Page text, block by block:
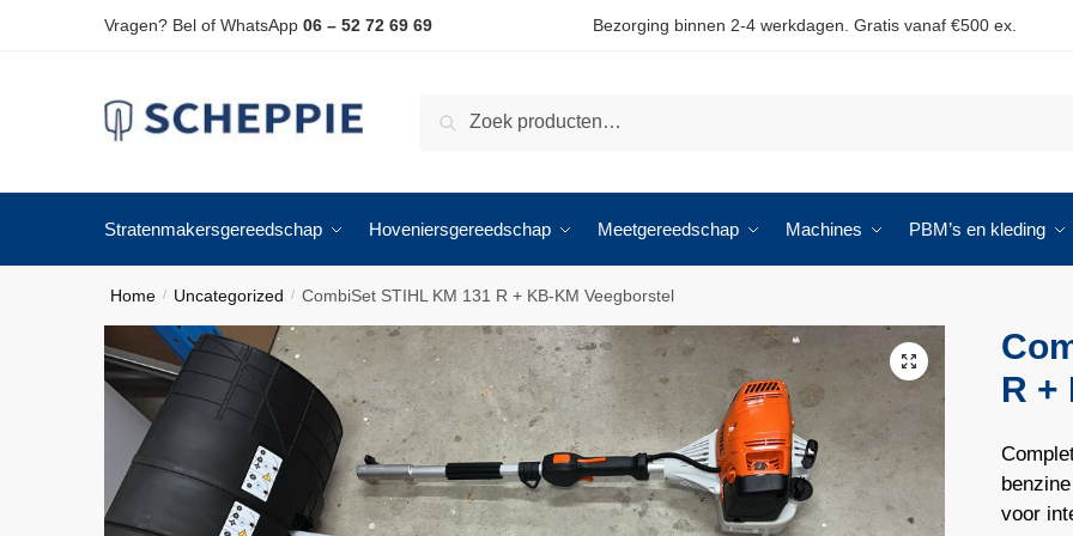
Vragen? Bel of WhatsApp 06 – 52 72 69 69 Bezorging binnen 2-4 werkdagen. Gratis vanaf €500 ex.
Zoeken
Stratenmakersgereedschap Hoveniersgereedschap Meetgereedschap Machines PBM’s en kleding
Home / Uncategorized / CombiSet STIHL KM 131 R + KB-KM Veegborstel
🔍
R +
voor